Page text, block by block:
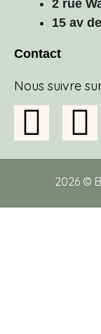
2 rue
15 av
Contact
Nous suivre
2026 ©